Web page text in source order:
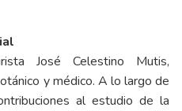
José Celestino Mutis,
y médico. A lo largo de
al estudio de la